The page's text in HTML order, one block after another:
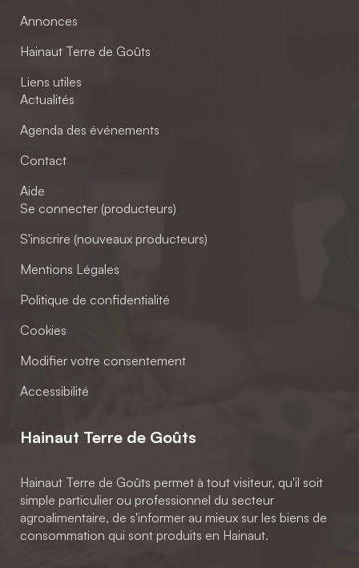
Annonces
Hainaut Terre de Goûts
Liens utiles
Actualités
Agenda des événements
Contact
Aide
Se connecter (producteurs)
S'inscrire (nouveaux producteurs)
Mentions Légales
Politique de confidentialité
Cookies
Modifier votre consentement
Accessibilité
Hainaut Terre de Goûts
Hainaut Terre de Goûts permet à tout visiteur, qu'il soit
simple particulier ou professionnel du secteur
agroalimentaire, de s'informer au mieux sur les biens de
consommation qui sont produits en Hainaut.